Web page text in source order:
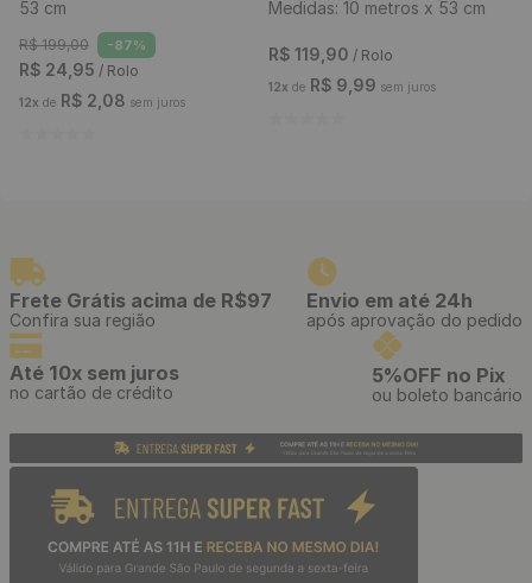
53 cm
R$ 199,00 -87%
R$ 24,95 / Rolo
12x de R$ 2,08 sem juros
Medidas: 10 metros x 53 cm
R$ 119,90 / Rolo
12x de R$ 9,99 sem juros
Frete Grátis acima de R$97
Confira sua região
Envio em até 24h
após aprovação do pedido
Até 10x sem juros
no cartão de crédito
5%OFF no Pix
ou boleto bancário